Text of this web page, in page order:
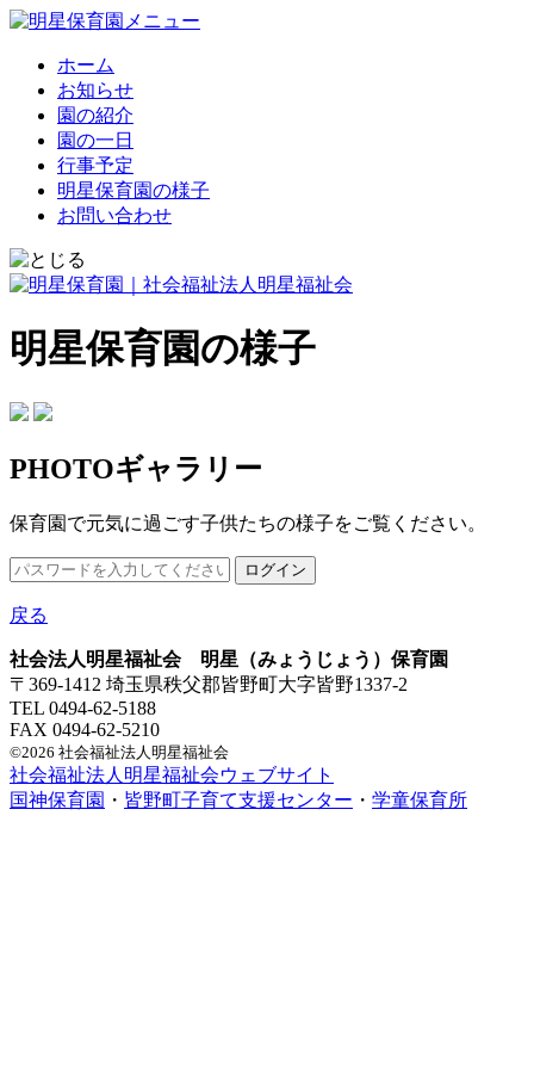
ホーム
お知らせ
園の紹介
園の一日
行事予定
明星保育園の様子
お問い合わせ
明星保育園の様子
PHOTOギャラリー
保育園で元気に過ごす子供たちの様子をご覧ください。
戻る
社会法人明星福祉会 明星（みょうじょう）保育園
〒369-1412 埼玉県秩父郡皆野町大字皆野1337-2
TEL 0494-62-5188
FAX 0494-62-5210
©2026 社会福祉法人明星福祉会
社会福祉法人明星福祉会ウェブサイト
国神保育園 ・ 皆野町子育て支援センター ・ 学童保育所